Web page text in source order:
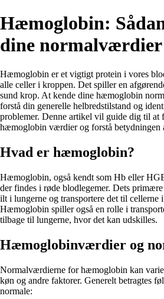
Hæmoglobin:
dine normalværdier
Hæmoglobin er et vigtigt protein i vores
alle celler i kroppen. Det spiller en
sund krop. At kende dine hæmoglobin
forstå din generelle helbredstilstand og
problemer. Denne artikel vil guide dig til at
hæmoglobin værdier og forstå betydningen
Hvad er hæmoglobin?
Hæmoglobin, også kendt som Hb eller
der findes i røde blodlegemer. Dets
ilt i lungerne og transportere det til cellerne
Hæmoglobin spiller også en rolle i
tilbage til lungerne, hvor det kan udskilles.
Hæmoglobinværdier og
Normalværdierne for hæmoglobin kan
køn og andre faktorer. Generelt betragtes
normale: